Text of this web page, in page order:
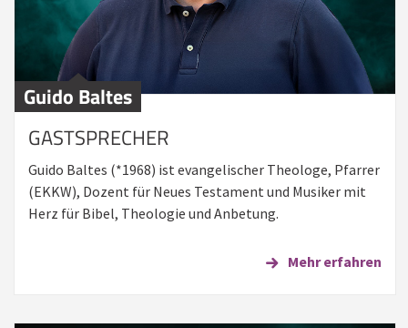
Guido Baltes
GASTSPRECHER
Guido Baltes (*1968) ist evangelischer Theologe, Pfarrer
(EKKW), Dozent für Neues Testament und Musiker mit
Herz für Bibel, Theologie und Anbetung.
Mehr erfahren